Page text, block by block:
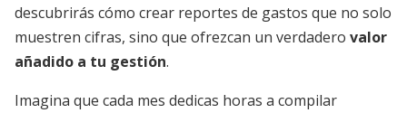
descubrirás cómo crear reportes de gastos que no solo
muestren cifras, sino que ofrezcan un verdadero valor
añadido a tu gestión.
Imagina que cada mes dedicas horas a compilar